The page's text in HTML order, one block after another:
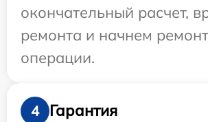
окончательный расчет,
ремонта и начнем
операции.
4
Гарантия